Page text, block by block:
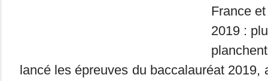
France
2019 :
lancé les épreuves du baccalauréat 2019,